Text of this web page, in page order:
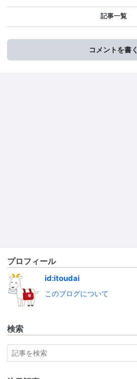
記事一覧
コメントを書く
プロフィール
id:itoudai
このブログについて
検索